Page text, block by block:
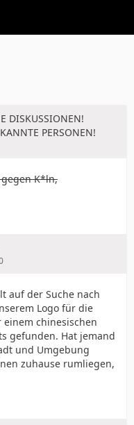
DISKUSSIONEN!
PERSONEN!
gegen K*ln,
auf der Suche nach
Logo für die
chinesischen
gefunden. Hat jemand
und Umgebung
zuhause rumliegen,